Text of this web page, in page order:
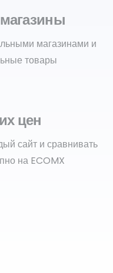
магазинами и
товары
цен
сайт и сравнивать
на ECOMX